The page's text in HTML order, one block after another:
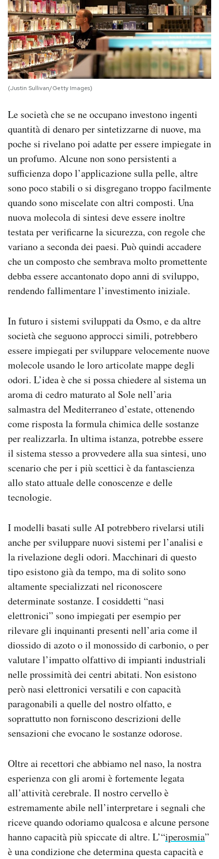
(Justin Sullivan/Getty Images)
Le società che se ne occupano investono ingenti
quantità di denaro per sintetizzarne di nuove, ma
poche si rivelano poi adatte per essere impiegate in
un profumo. Alcune non sono persistenti a
sufficienza dopo l’applicazione sulla pelle, altre
sono poco stabili o si disgregano troppo facilmente
quando sono miscelate con altri composti. Una
nuova molecola di sintesi deve essere inoltre
testata per verificarne la sicurezza, con regole che
variano a seconda dei paesi. Può quindi accadere
che un composto che sembrava molto promettente
debba essere accantonato dopo anni di sviluppo,
rendendo fallimentare l’investimento iniziale.
In futuro i sistemi sviluppati da Osmo, e da altre
società che seguono approcci simili, potrebbero
essere impiegati per sviluppare velocemente nuove
molecole usando le loro articolate mappe degli
odori. L’idea è che si possa chiedere al sistema un
aroma di cedro maturato al Sole nell’aria
salmastra del Mediterraneo d’estate, ottenendo
come risposta la formula chimica delle sostanze
per realizzarla. In ultima istanza, potrebbe essere
il sistema stesso a provvedere alla sua sintesi, uno
scenario che per i più scettici è da fantascienza
allo stato attuale delle conoscenze e delle
tecnologie.
I modelli basati sulle AI potrebbero rivelarsi utili
anche per sviluppare nuovi sistemi per l’analisi e
la rivelazione degli odori. Macchinari di questo
tipo esistono già da tempo, ma di solito sono
altamente specializzati nel riconoscere
determinate sostanze. I cosiddetti “nasi
elettronici” sono impiegati per esempio per
rilevare gli inquinanti presenti nell’aria come il
diossido di azoto o il monossido di carbonio, o per
valutare l’impatto olfattivo di impianti industriali
nelle prossimità dei centri abitati. Non esistono
però nasi elettronici versatili e con capacità
paragonabili a quelle del nostro olfatto, e
soprattutto non forniscono descrizioni delle
sensazioni che evocano le sostanze odorose.
Oltre ai recettori che abbiamo nel naso, la nostra
esperienza con gli aromi è fortemente legata
all’attività cerebrale. Il nostro cervello è
estremamente abile nell’interpretare i segnali che
riceve quando odoriamo qualcosa e alcune persone
hanno capacità più spiccate di altre. L’“iperosmia”
è una condizione che determina questa capacità e